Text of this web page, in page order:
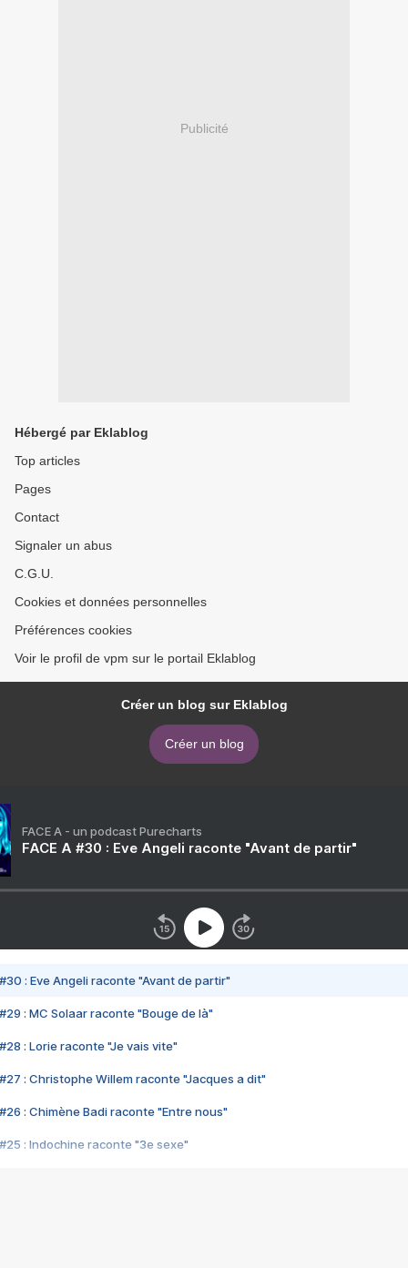
Publicité
Hébergé par Eklablog
Top articles
Pages
Contact
Signaler un abus
C.G.U.
Cookies et données personnelles
Préférences cookies
Voir le profil de vpm sur le portail Eklablog
Créer un blog sur Eklablog
Créer un blog
FACE A - un podcast Purecharts
FACE A #30 : Eve Angeli raconte "Avant de partir"
#30 : Eve Angeli raconte "Avant de partir"
#29 : MC Solaar raconte "Bouge de là"
#28 : Lorie raconte "Je vais vite"
#27 : Christophe Willem raconte "Jacques a dit"
#26 : Chimène Badi raconte "Entre nous"
#25 : Indochine raconte "3e sexe"